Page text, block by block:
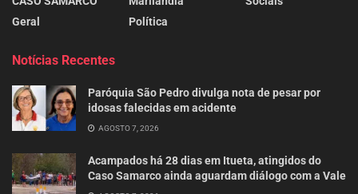
Geral
Política
Notícias Recentes
Paróquia São Pedro divulga nota de pesar por
idosas falecidas em acidente
AGOSTO 7, 2026
Acampados há 28 dias em Itueta, atingidos do
Caso Samarco ainda aguardam diálogo com a Vale